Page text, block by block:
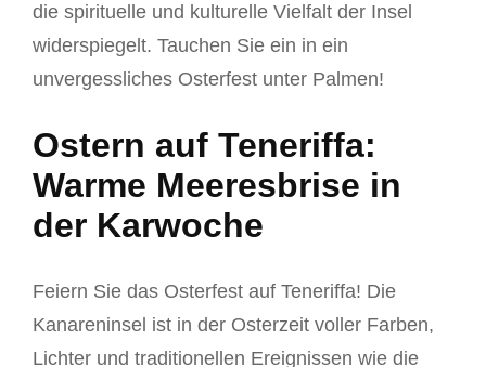
die spirituelle und kulturelle Vielfalt der Insel
widerspiegelt. Tauchen Sie ein in ein
unvergessliches Osterfest unter Palmen!
Ostern auf Teneriffa:
Warme Meeresbrise in
der Karwoche
Feiern Sie das Osterfest auf Teneriffa! Die
Kanareninsel ist in der Osterzeit voller Farben,
Lichter und traditionellen Ereignissen wie die